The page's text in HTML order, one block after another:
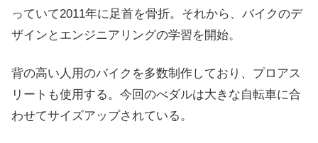
っていて2011年に足首を骨折。それから、バイクのデ
ザインとエンジニアリングの学習を開始。
背の高い人用のバイクを多数制作しており、プロアス
リートも使用する。今回のべダルは大きな自転車に合
わせてサイズアップされている。